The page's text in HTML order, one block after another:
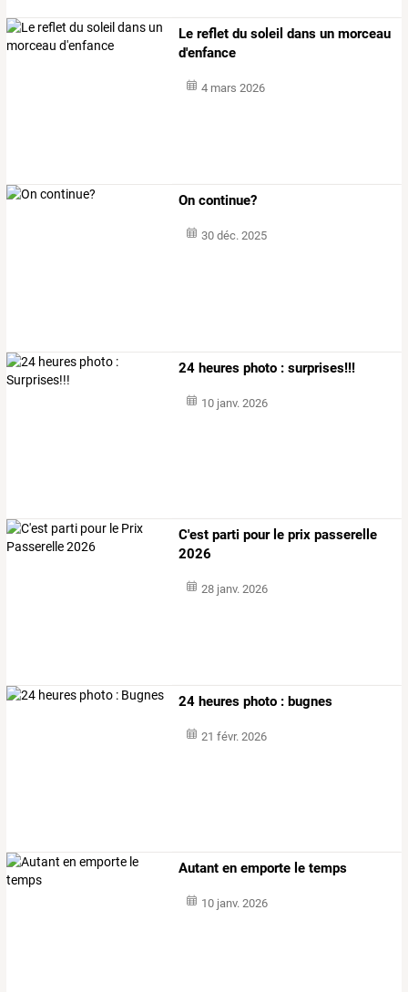
Le reflet du soleil dans un morceau
d'enfance
4 mars 2026
On continue?
30 déc. 2025
24 heures photo : surprises!!!
10 janv. 2026
C'est parti pour le prix passerelle
2026
28 janv. 2026
24 heures photo : bugnes
21 févr. 2026
Autant en emporte le temps
10 janv. 2026